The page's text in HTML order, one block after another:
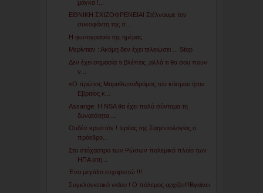
μάγκα !...
ΕΘΝΙΚΗ ΣΧΙΖΟΦΡΕΝΕΙΑ! Στέλνουμε τον
συκοφάντη της π...
Η φωτογραφία της ημέρας
Μερίντιαν : Ακόμη δεν έχει τελειώσει ... Stop
Δεν έχει σημασία τι βλέπεις ,αλλά τι θα σου πουν
ν...
«O πρώτος Μαραθωνοδρόμος του κόσμου ήταν
Εβραίος κ...
Assange: H NSA θα έχει πολύ σύντομα τη
δυνατότητα ...
Ουδέν κρυπτόν ! Ιερέας της Σαηεντολογίας ο
πρόεδρο...
Στο στόχαστρο των Ρώσων πολεμικό πλοίο των
ΗΠΑ στη...
Ένα μεγάλο ευχαριστώ !!!
Συγκλονιστικό video ! O πόλεμος αρχίζει!!!Βγαίνει